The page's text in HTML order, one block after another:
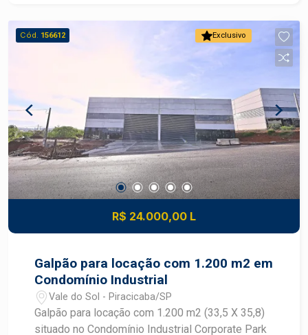
Vestiários; - Piso de alta resistência 6 toneladas
por metro quadrado; - Cisterna de 2.000 litros; -
moldado; - Telha zipada com face felt com
proteção termo acústica; - Iluminação em LED.
Oportunidade exclusiva, agende sua visita.
Exclusivo
Cód. 156612
R$ 24.000,00 L
Galpão para locação com 1.200 m2 em
Condomínio Industrial
Vale do Sol - Piracicaba/SP
Galpão para locação com 1.200 m2 (33,5 X 35,8)
situado no Condomínio Industrial Corporate Park